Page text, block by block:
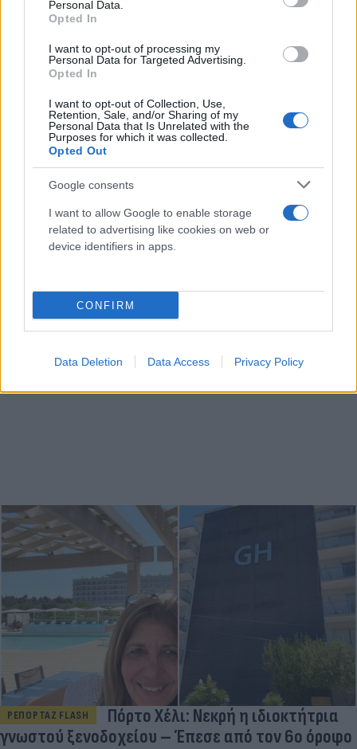
Personal Data.
Opted In
I want to opt-out of processing my
Personal Data for Targeted Advertising.
Opted In
I want to opt-out of Collection, Use,
Retention, Sale, and/or Sharing of my
Personal Data that Is Unrelated with the
Purposes for which it was collected.
Opted Out
Google consents
I want to allow Google to enable storage
related to advertising like cookies on web or
device identifiers in apps.
CONFIRM
Data Deletion Data Access Privacy Policy
Συγκλονιστικό βίντεο στον Κουβαρά:
Αστυνομικοί απομακρύνουν ηλικιωμένη από
τη φωτιά
10.08.2026
ΡΕΠΟΡΤΑΖ FLASH
Πόρτο Χέλι: Νεκρή η ιδιοκτήτρια
γνωστού ξενοδοχείου – Έπεσε από τον 6ο όροφο